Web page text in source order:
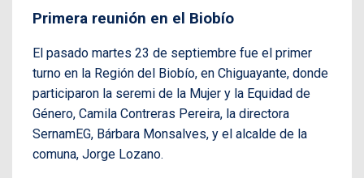
Primera reunión en el Biobío
El pasado martes 23 de septiembre fue el primer
turno en la Región del Biobío, en Chiguayante, donde
participaron la seremi de la Mujer y la Equidad de
Género, Camila Contreras Pereira, la directora
SernamEG, Bárbara Monsalves, y el alcalde de la
comuna, Jorge Lozano.